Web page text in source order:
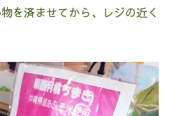
を済ませてから、レジの近く